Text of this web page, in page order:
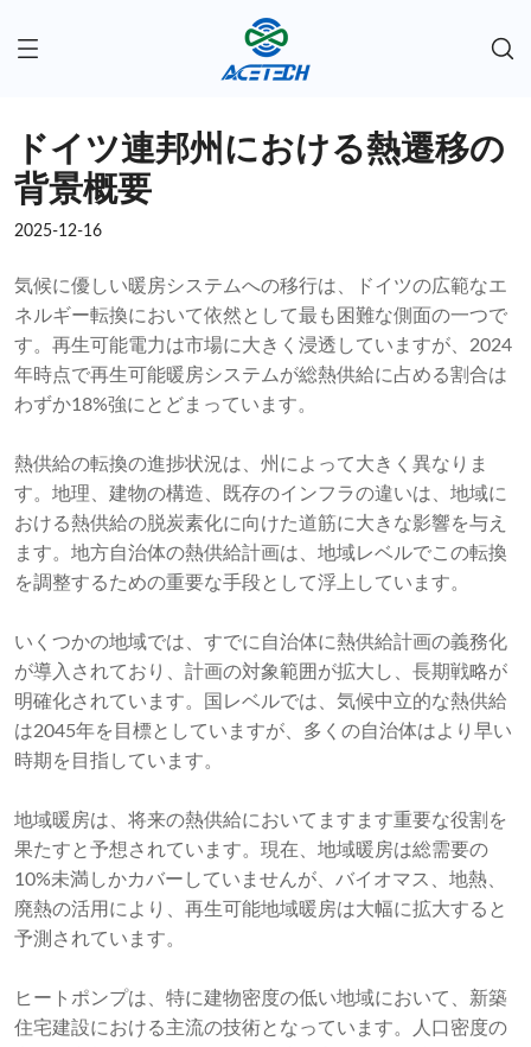
ドイツ連邦州における熱遷移の
背景概要
2025-12-16
気候に優しい暖房システムへの移行は、ドイツの広範なエ
ネルギー転換において依然として最も困難な側面の一つで
す。再生可能電力は市場に大きく浸透していますが、2024
年時点で再生可能暖房システムが総熱供給に占める割合は
わずか18%強にとどまっています。
熱供給の転換の進捗状況は、州によって大きく異なりま
す。地理、建物の構造、既存のインフラの違いは、地域に
おける熱供給の脱炭素化に向けた道筋に大きな影響を与え
ます。地方自治体の熱供給計画は、地域レベルでこの転換
を調整するための重要な手段として浮上しています。
いくつかの地域では、すでに自治体に熱供給計画の義務化
が導入されており、計画の対象範囲が拡大し、長期戦略が
明確化されています。国レベルでは、気候中立的な熱供給
は2045年を目標としていますが、多くの自治体はより早い
時期を目指しています。
地域暖房は、将来の熱供給においてますます重要な役割を
果たすと予想されています。現在、地域暖房は総需要の
10%未満しかカバーしていませんが、バイオマス、地熱、
廃熱の活用により、再生可能地域暖房は大幅に拡大すると
予測されています。
ヒートポンプは、特に建物密度の低い地域において、新築
住宅建設における主流の技術となっています。人口密度の